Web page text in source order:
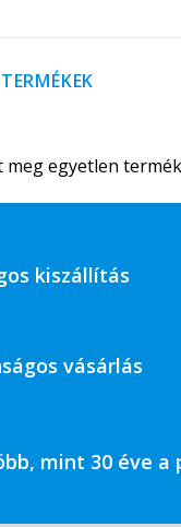
egyetlen
kiszállítás
vásárlás
mint 30 éve a